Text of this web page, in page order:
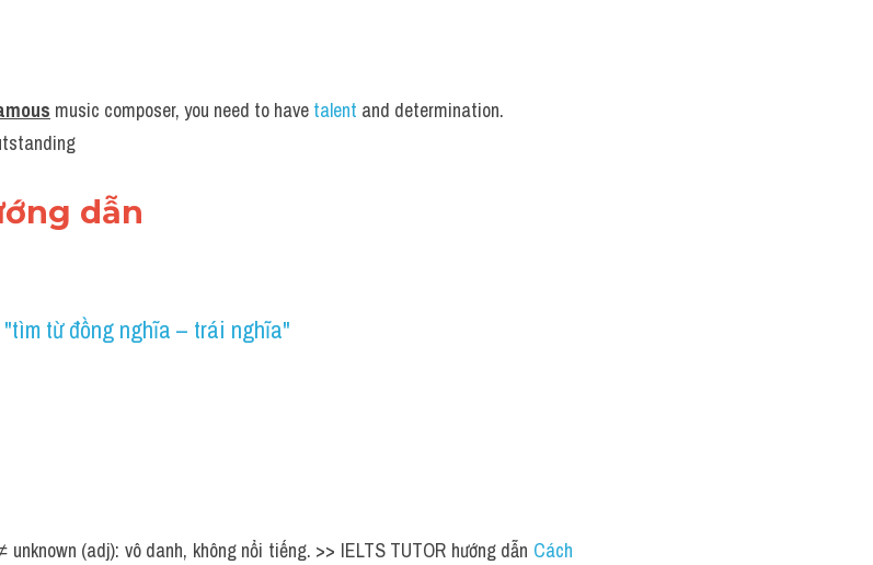
music composer, you need to have talent and determination.
dẫn
từ đồng nghĩa – trái nghĩa"
(adj): vô danh, không nổi tiếng. >> IELTS TUTOR hướng dẫn Cách